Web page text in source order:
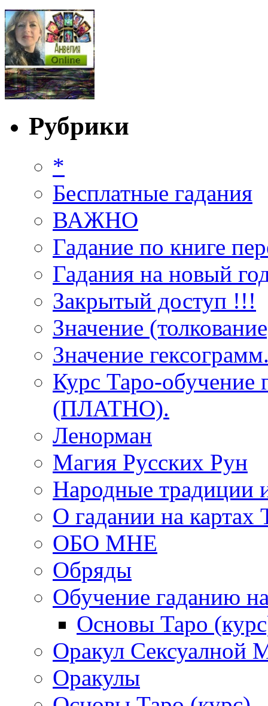
Рубрики
*
Бесплатные гадания
ВАЖНО
Гадание по книге
Гадания на новый
Закрытый доступ !!!
Значение
Значение
Курс Таро-обучение
(ПЛАТНО).
Ленорман
Магия Русских Рун
Народные традиции
О гадании на картах
ОБО МНЕ
Обряды
Обучение гаданию
Основы Таро
Оракул Сексуалной
Оракулы